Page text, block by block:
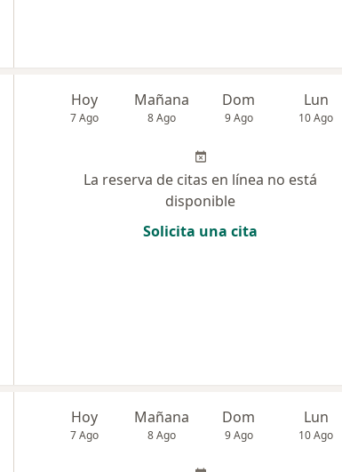
Hoy
7 Ago
Mañana
8 Ago
Dom
9 Ago
Lun
10 Ago
La reserva de citas en línea no está
disponible
Solicita una cita
Hoy
7 Ago
Mañana
8 Ago
Dom
9 Ago
Lun
10 Ago